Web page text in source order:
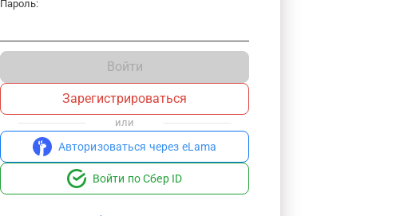
Пароль:
Войти
Зарегистрироваться
или
Авторизоваться через eLama
Войти по Сбер ID